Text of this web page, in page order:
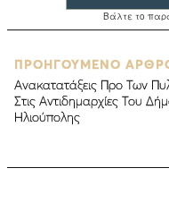
ΠΡΟΗΓΟΥΜΕΝΟ
Ανακατατάξεις Προ Των
Στις Αντιδημαρχίες Του
Ηλιούπολης